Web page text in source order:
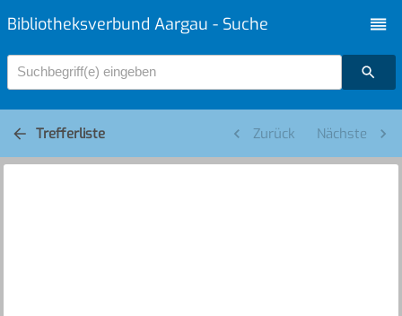
Bibliotheksverbund Aargau - Suche
Suchbegriff(e) eingeben
Trefferliste Zurück Nächste